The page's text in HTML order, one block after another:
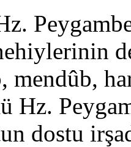
mendûb,
Hz.
dostu